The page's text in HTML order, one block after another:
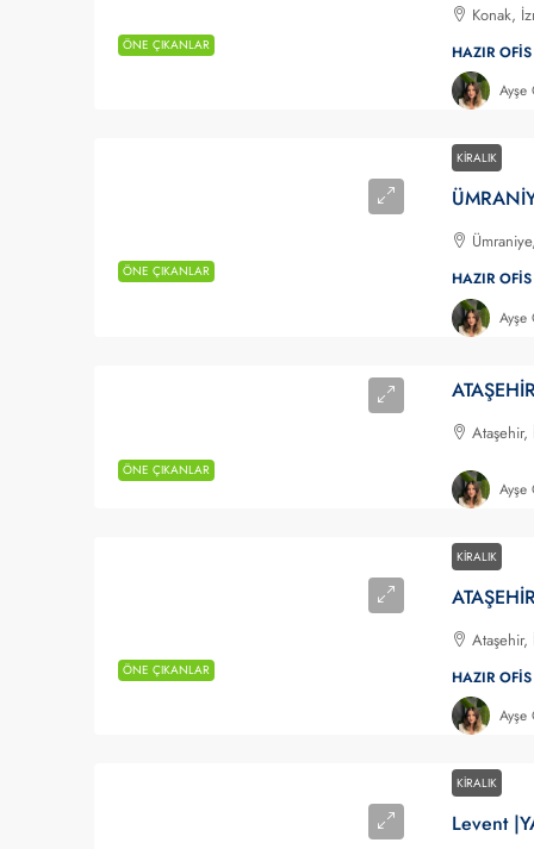
ÖNE ÇIKANLAR
Konak,
HAZIR OFIS
Ayşe
ÖNE ÇIKANLAR
KIRALIK
HAZIR OFIS
Ayşe
ÖNE ÇIKANLAR
Ataşehir,
Ayşe
ÖNE ÇIKANLAR
KIRALIK
Ataşehir,
HAZIR OFIS
Ayşe
KIRALIK